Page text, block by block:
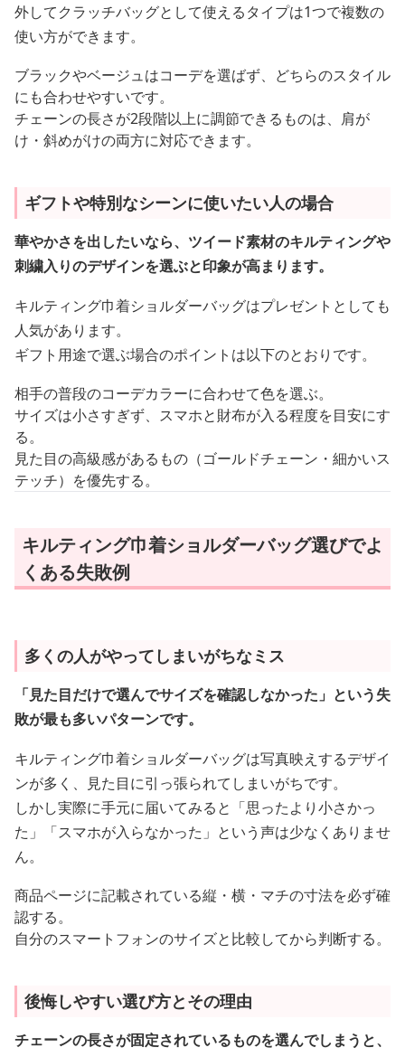
外してクラッチバッグとして使えるタイプは1つで複数の
使い方ができます。
ブラックやベージュはコーデを選ばず、どちらのスタイル
にも合わせやすいです。
チェーンの長さが2段階以上に調節できるものは、肩が
け・斜めがけの両方に対応できます。
ギフトや特別なシーンに使いたい人の場合
華やかさを出したいなら、ツイード素材のキルティングや
刺繍入りのデザインを選ぶと印象が高まります。
キルティング巾着ショルダーバッグはプレゼントとしても
人気があります。
ギフト用途で選ぶ場合のポイントは以下のとおりです。
相手の普段のコーデカラーに合わせて色を選ぶ。
サイズは小さすぎず、スマホと財布が入る程度を目安にす
る。
見た目の高級感があるもの（ゴールドチェーン・細かいス
テッチ）を優先する。
キルティング巾着ショルダーバッグ選びでよ
くある失敗例
多くの人がやってしまいがちなミス
「見た目だけで選んでサイズを確認しなかった」という失
敗が最も多いパターンです。
キルティング巾着ショルダーバッグは写真映えするデザイ
ンが多く、見た目に引っ張られてしまいがちです。
しかし実際に手元に届いてみると「思ったより小さかっ
た」「スマホが入らなかった」という声は少なくありませ
ん。
商品ページに記載されている縦・横・マチの寸法を必ず確
認する。
自分のスマートフォンのサイズと比較してから判断する。
後悔しやすい選び方とその理由
チェーンの長さが固定されているものを選んでしまうと、